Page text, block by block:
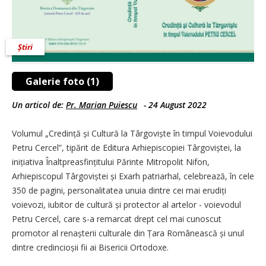
Galerie foto (1)
Știri
Un articol de: Pr. Marian Puiescu - 24 August 2022
Volumul „Credință și Cultură la Târgoviște în timpul Voievodului
Petru Cercel”, tipărit de Editura Arhiepiscopiei Târgoviștei, la
ini­țiativa Înaltpreasfințitului Părinte Mitropolit Nifon,
Arhiepiscopul Târgoviștei și Exarh patriarhal, celebrează, în cele
350 de pagini, personalitatea unuia dintre cei mai erudiți
voievozi, iubitor de cultură și protector al artelor - voievodul
Petru Cercel, care s-a remarcat drept cel mai cunoscut
promotor al renașterii culturale din Țara Românească și unul
dintre credincioșii fii ai Bisericii Ortodoxe.